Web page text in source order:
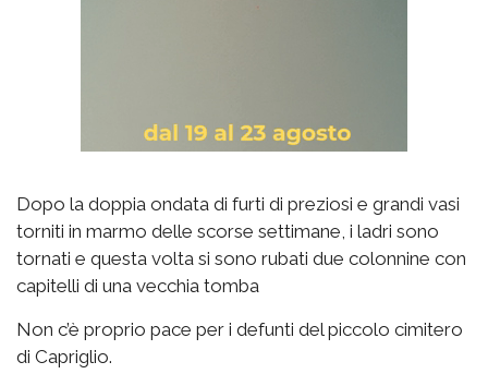
Dopo la doppia ondata di furti di preziosi e grandi vasi
torniti in marmo delle scorse settimane, i ladri sono
tornati e questa volta si sono rubati due colonnine con
capitelli di una vecchia tomba
Non c’è proprio pace per i defunti del piccolo cimitero
di Capriglio.